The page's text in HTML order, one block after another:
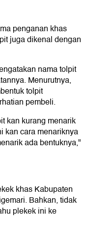
penganan khas
juga dikenal dengan
nama tolpit
Menurutnya,
tolpit
pembeli.
kan kurang menarik
kan cara menariknya
ada bentuknya,"
khas Kabupaten
Bahkan, tidak
plekek ini ke